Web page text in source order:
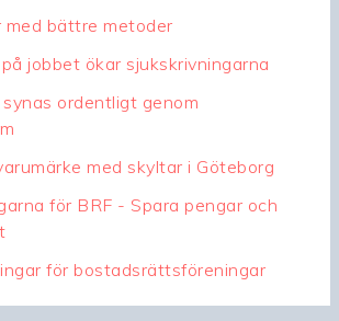
bättre metoder
jobbet ökar sjukskrivningarna
ordentligt genom
med skyltar i Göteborg
för BRF - Spara pengar och
för bostadsrättsföreningar